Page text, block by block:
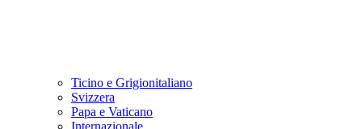
Ticino e Grigionitaliano
Svizzera
Papa e Vaticano